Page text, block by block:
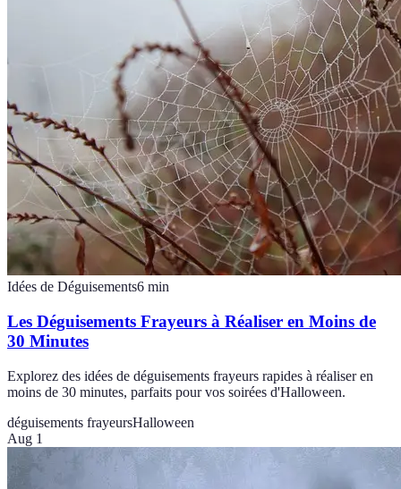
Idées de Déguisements6 min
Les Déguisements Frayeurs à Réaliser en Moins de
30 Minutes
Explorez des idées de déguisements frayeurs rapides à réaliser en
moins de 30 minutes, parfaits pour vos soirées d'Halloween.
déguisements frayeursHalloween
Aug 1